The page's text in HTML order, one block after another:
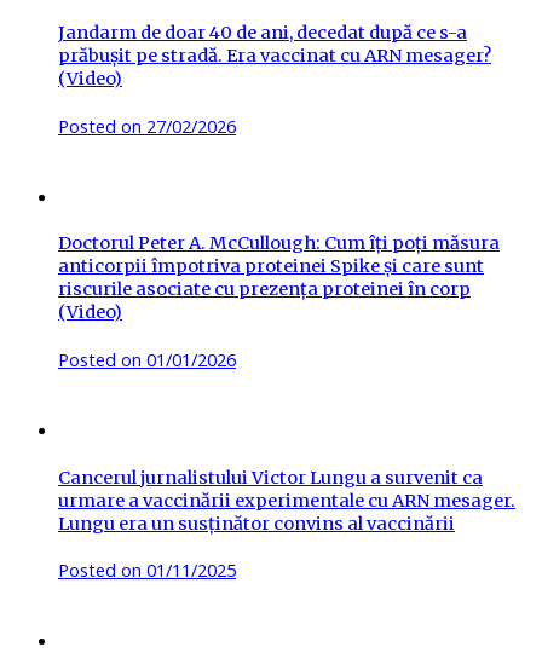
Jandarm de doar 40 de ani, decedat după ce s-a
prăbușit pe stradă. Era vaccinat cu ARN mesager?
(Video)
Posted on 27/02/2026
Doctorul Peter A. McCullough: Cum îți poți măsura
anticorpii împotriva proteinei Spike și care sunt
riscurile asociate cu prezența proteinei în corp
(Video)
Posted on 01/01/2026
Cancerul jurnalistului Victor Lungu a survenit ca
urmare a vaccinării experimentale cu ARN mesager.
Lungu era un susținător convins al vaccinării
Posted on 01/11/2025